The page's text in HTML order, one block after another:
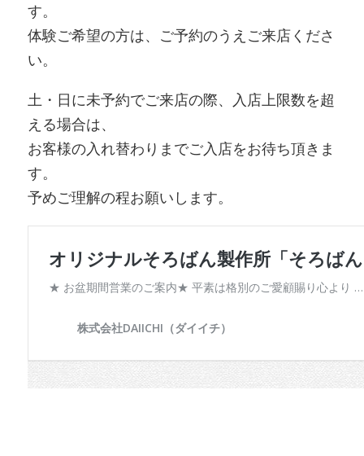
す。
体験ご希望の方は、ご予約のうえご来店くださ
い。
土・日に未予約でご来店の際、入店上限数を超
える場合は、
お客様の入れ替わりまでご入店をお待ち頂きま
す。
予めご理解の程お願いします。